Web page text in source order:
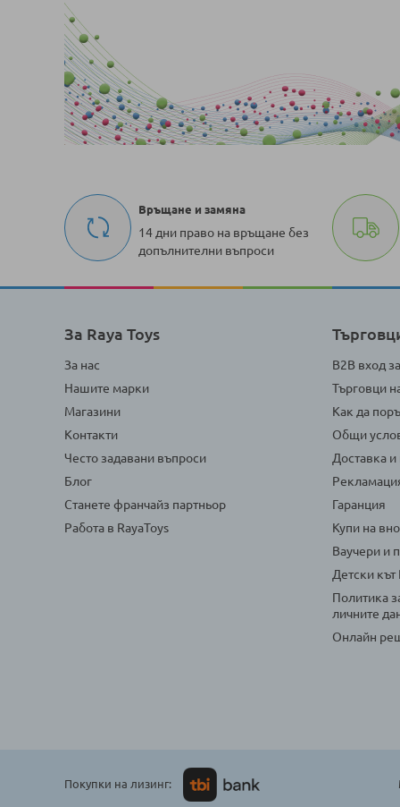
Връщане и замяна
14 дни право на връщане без
допълнителни въпроси
За Raya Toys
За нас
Нашите марки
Магазини
Контакти
Често задавани въпроси
Блог
Станете франчайз партньор
Работа в RayaToys
B2B вход
Търговци
Как да
Общи
Доставка
Гаранция
Купи на
Ваучери и
Детски кът
Политика
личните
Онлайн
Покупки на лизинг: